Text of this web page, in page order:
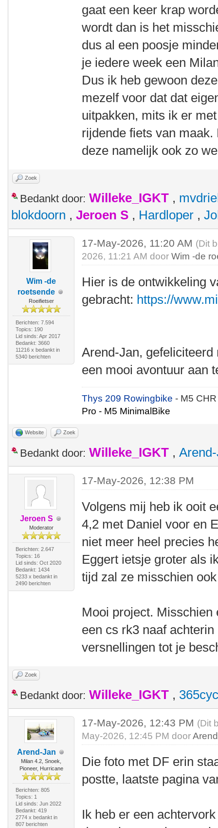
gaat een keer krap
wordt dan is het
dus al een poosje
je iedere week een
Dus ik heb gewoon
mezelf voor dat dat
uitpakken, mits ik er
rijdende fiets van
deze namelijk ook zo
Zoek
Bedankt door: Willeke_IGKT ,
blokdoorn , Jeroen S , Hardloper ,
Wim -de
roetsende
Roeifietser
Berichten: 7.594
Topics: 190
Lid sinds: Apr 2017
Bedankt: 3660
11216 x bedankt in
5340 berichten
17-May-2026, 11:20 AM (Dit
2026, 11:21 AM doorWim -de
Hier is de ontwikkeling
gebracht: https://
Arend-Jan,
een mooi avontuur aan
Thys 209 Rowingbike- M5
Pro - M5 MinimalBike
Website Zoek
Bedankt door: Willeke_IGKT ,
Jeroen S
Moderator
Berichten: 2.647
Topics: 16
Lid sinds: Oct 2020
Bedankt: 1434
5233 x bedankt in
2490 berichten
17-May-2026, 12:38 PM
Volgens mij heb ik ooit
4,2 met Daniel voor en
niet meer heel precies
Eggert ietsje groter als
tijd zal ze misschien
Mooi project.
een cs rk3 naaf
versnellingen tot je
Zoek
Bedankt door: Willeke_IGKT ,
Arend-Jan
Milan 4.2, Snoek,
Pioneer, Hurricane
Berichten: 805
Topics: 1
Lid sinds: Jun 2022
Bedankt: 419
2774 x bedankt in
807 berichten
17-May-2026, 12:43 PM (Dit
May-2026, 12:45 PM door
Die foto met DF erin
postte, laatste pagina
Ik heb er een